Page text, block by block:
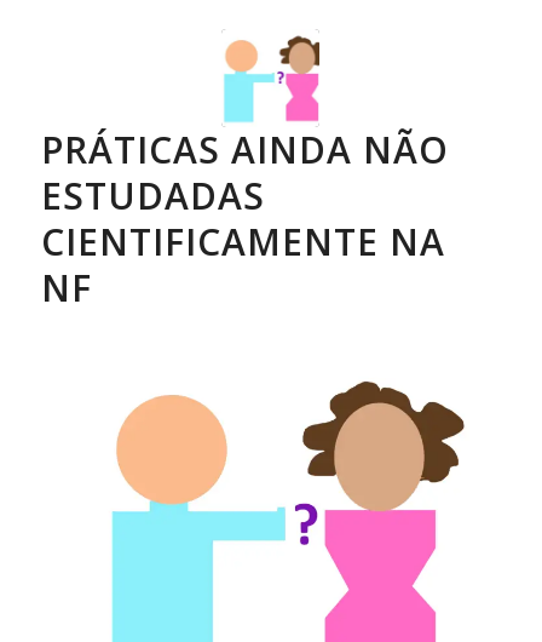
PRÁTICAS AINDA NÃO
ESTUDADAS
CIENTIFICAMENTE NA
NF